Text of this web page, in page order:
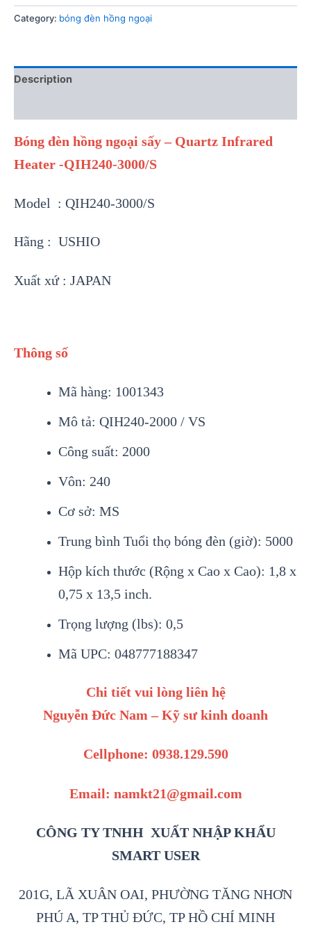
Category: bóng đèn hồng ngoại
Description
Bóng đèn hồng ngoại sấy – Quartz Infrared
Heater -QIH240-3000/S
Model : QIH240-3000/S
Hãng : USHIO
Xuất xứ : JAPAN
Thông số
Mã hàng: 1001343
Mô tả: QIH240-2000 / VS
Công suất: 2000
Vôn: 240
Cơ sở: MS
Trung bình Tuổi thọ bóng đèn (giờ): 5000
Hộp kích thước (Rộng x Cao x Cao): 1,8 x
0,75 x 13,5 inch.
Trọng lượng (lbs): 0,5
Mã UPC: 048777188347
Chi tiết vui lòng liên hệ
Nguyễn Đức Nam – Kỹ sư kinh doanh
Cellphone: 0938.129.590
Email: namkt21@gmail.com
CÔNG TY TNHH XUẤT NHẬP KHẨU
SMART USER
201G, LÃ XUÂN OAI, PHƯỜNG TĂNG NHƠN
PHÚ A, TP THỦ ĐỨC, TP HỒ CHÍ MINH